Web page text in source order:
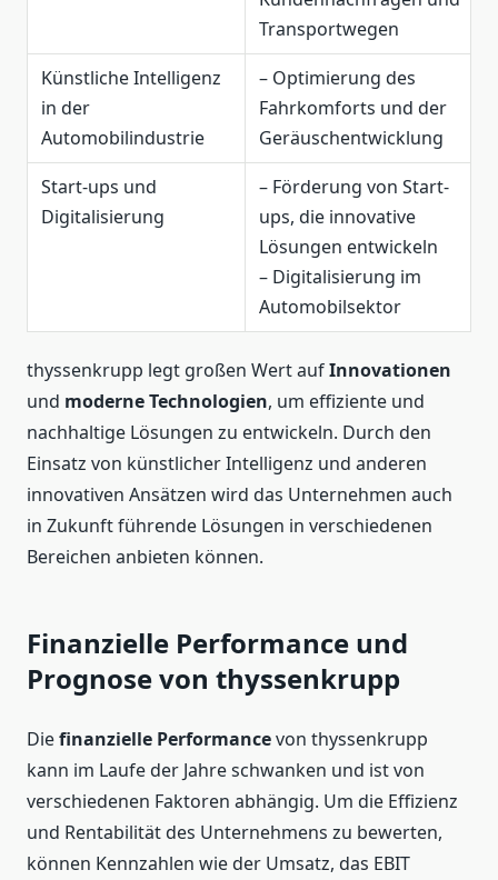
Transportwegen
Künstliche Intelligenz
in der
Automobilindustrie
– Optimierung des
Fahrkomforts und der
Geräuschentwicklung
Start-ups und
Digitalisierung
– Förderung von Start-
ups, die innovative
Lösungen entwickeln
– Digitalisierung im
Automobilsektor
thyssenkrupp legt großen Wert aufInnovationen
und moderne Technologien, um effiziente und
nachhaltige Lösungen zu entwickeln. Durch den
Einsatz von künstlicher Intelligenz und anderen
innovativen Ansätzen wird das Unternehmen auch
in Zukunft führende Lösungen in verschiedenen
Bereichen anbieten können.
Finanzielle Performance und
Prognose von thyssenkrupp
Diefinanzielle Performancevon thyssenkrupp
kann im Laufe der Jahre schwanken und ist von
verschiedenen Faktoren abhängig. Um die Effizienz
und Rentabilität des Unternehmens zu bewerten,
können Kennzahlen wie der Umsatz, das EBIT